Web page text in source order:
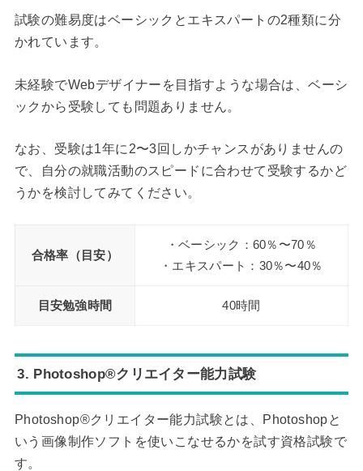
試験の難易度はベーシックとエキスパートの2種類に分
かれています。
未経験でWebデザイナーを目指すような場合は、ベーシ
ックから受験しても問題ありません。
なお、受験は1年に2〜3回しかチャンスがありませんの
で、自分の就職活動のスピードに合わせて受験するかど
うかを検討してみてください。
合格率（目安）
・ベーシック：60％〜70％
・エキスパート：30％〜40％
目安勉強時間 40時間
3. Photoshop®クリエイター能力試験
Photoshop®クリエイター能力試験とは、Photoshopと
いう画像制作ソフトを使いこなせるかを試す資格試験で
す。